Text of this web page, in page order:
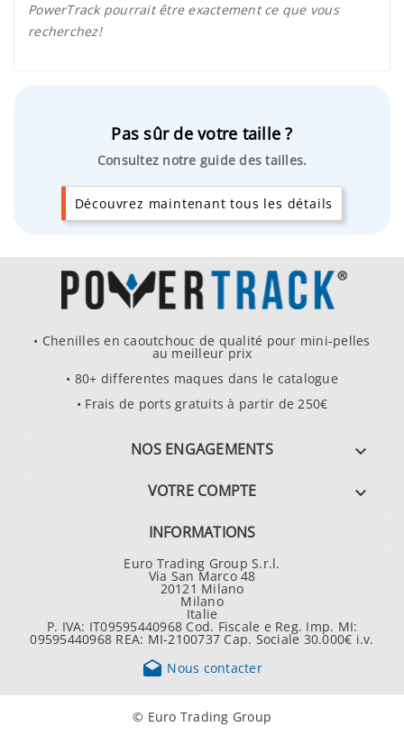
PowerTrack pourrait être exactement ce que vous
recherchez!
Pas sûr de votre taille ?
Consultez notre guide des tailles.
Découvrez maintenant tous les détails
• Chenilles en caoutchouc de qualité pour mini-pelles
au meilleur prix
• 80+ differentes maques dans le catalogue
• Frais de ports gratuits à partir de 250€
NOS ENGAGEMENTS 
VOTRE COMPTE 
INFORMATIONS
Euro Trading Group S.r.l.
Via San Marco 48
20121 Milano
Milano
Italie
P. IVA: IT09595440968 Cod. Fiscale e Reg. Imp. MI:
09595440968 REA: MI-2100737 Cap. Sociale 30.000€ i.v.
 Nous contacter
© Euro Trading Group